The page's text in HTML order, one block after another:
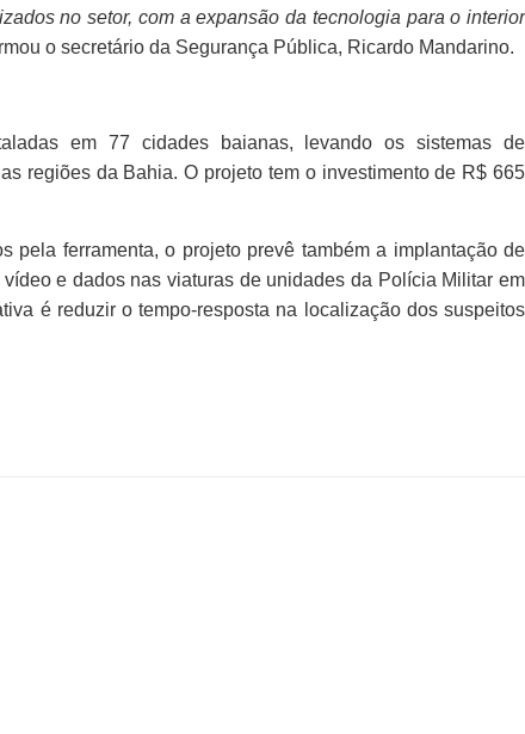
no setor, com a expansão da tecnologia para o interior
o secretário da Segurança Pública, Ricardo Mandarino.
em 77 cidades baianas, levando os sistemas de
regiões da Bahia. O projeto tem o investimento de R$ 665
pela ferramenta, o projeto prevê também a implantação de
e dados nas viaturas de unidades da Polícia Militar em
é reduzir o tempo-resposta na localização dos suspeitos